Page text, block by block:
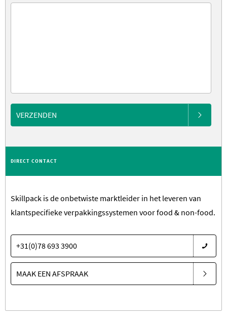
VERZENDEN
DIRECT CONTACT
Skillpack is de onbetwiste marktleider in het leveren van
klantspecifieke verpakkingssystemen voor food & non-food.
+31(0)78 693 3900
MAAK EEN AFSPRAAK